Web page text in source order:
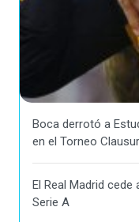
Boca derrotó a
en el Torneo
El Real Madrid
Serie A